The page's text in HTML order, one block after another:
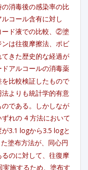
消毒後の感染率の比
コール含有に対し
ード液での比較、②塗
は往復摩擦法、ポビ
きた歴史的な経過が
アルコールの消毒薬
比較検証したもので
よりも統計学的有意
である。しかしなが
れの 4 方法において
3.1 logから3.5 logと
塗布方法が、同心円
のに対して、往復摩
施するため、塗布す